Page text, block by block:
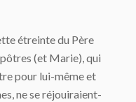
étreinte du Père
(et Marie), qui
pour lui-même et
ne se réjouiraient-